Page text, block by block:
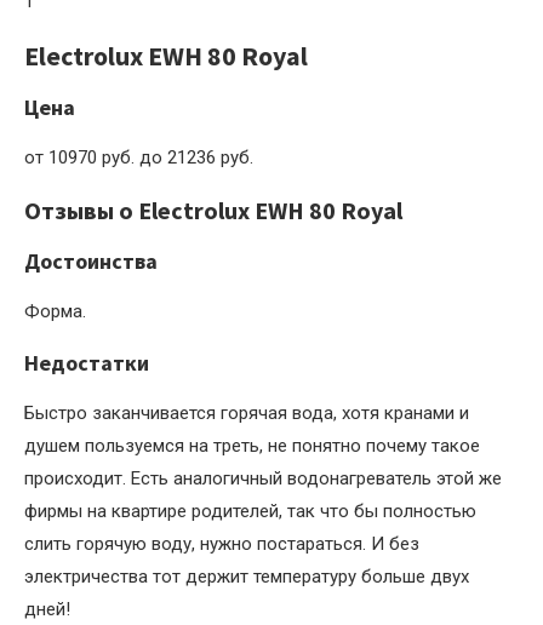
Electrolux EWH 80 Royal
Цена
от 10970 руб. до 21236 руб.
Отзывы о Electrolux EWH 80 Royal
Достоинства
Форма.
Недостатки
Быстро заканчивается горячая вода, хотя кранами и
душем пользуемся на треть, не понятно почему такое
происходит. Есть аналогичный водонагреватель этой же
фирмы на квартире родителей, так что бы полностью
слить горячую воду, нужно постараться. И без
электричества тот держит температуру больше двух
дней!